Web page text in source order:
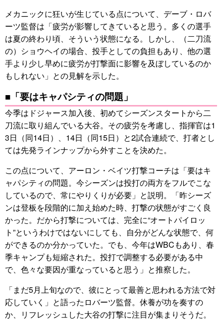
メカニックに狂いが生じている点について、デーブ・ロバ
ーツ監督は「疲労が影響してきていると思う。多くの選手
は夏の終わり頃、そういう状態になる。しかし、（二刀流
の）ショウヘイの場合、投手としての負担もあり、他の選
手より少し早めに疲労が打撃面に影響を及ぼしているのか
もしれない」との見解を示した。
■「要はキャパシティの問題」
今季はドジャース加入後、初めてシーズンスタートから二
刀流に取り組んでいる大谷。その疲労を考慮し、指揮官は1
3日（同14日）、14日（同15日）と2試合連続で、打者とし
ては先発ラインナップから外すことを決めた。
この点について、アーロン・ベイツ打撃コーチは「要はキ
ャパシティの問題。今シーズンは投打の両方をフルでこな
しているので、常にやりくりが必要」と説明。「昨シーズ
ンは登板を段階的に加え始めた時、打撃の状態がすごく良
かった。だから打撃については、完全に“オートパイロッ
ト”というわけではないにしても、自分がどんな状態で、何
ができるのか分かっていた。でも、今年はWBCもあり、春
季キャンプも短縮された。投打で調整する必要がある中
で、色々な要因が重なっていると思う」と推察した。
「まだ5月上旬なので、彼にとって最善と思われる方法で対
応していく」と語ったロバーツ監督。休養が功を奏すの
か、リフレッシュした大谷の打撃に注目が集まりそうだ。